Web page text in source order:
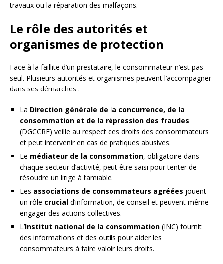
travaux ou la réparation des malfaçons.
Le rôle des autorités et
organismes de protection
Face à la faillite d’un prestataire, le consommateur n’est pas
seul. Plusieurs autorités et organismes peuvent l’accompagner
dans ses démarches :
La Direction générale de la concurrence, de la
consommation et de la répression des fraudes
(DGCCRF) veille au respect des droits des consommateurs
et peut intervenir en cas de pratiques abusives.
Le médiateur de la consommation, obligatoire dans
chaque secteur d’activité, peut être saisi pour tenter de
résoudre un litige à l’amiable.
Les associations de consommateurs agréées jouent
un rôle crucial d’information, de conseil et peuvent même
engager des actions collectives.
L’Institut national de la consommation (INC) fournit
des informations et des outils pour aider les
consommateurs à faire valoir leurs droits.